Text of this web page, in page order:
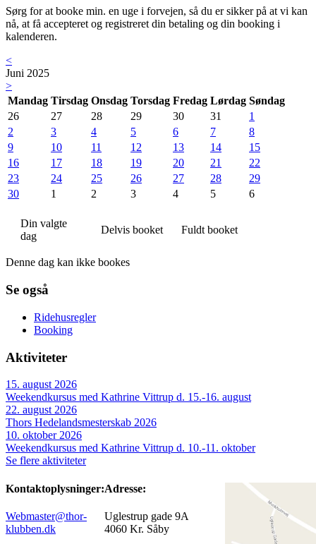
Sørg for at booke min. en uge i forvejen, så du er sikker på at vi kan
nå, at få accepteret og registreret din betaling og din booking i
kalenderen.
<
Juni 2025
>
Mandag Tirsdag Onsdag Torsdag Fredag Lørdag Søndag
26
27 28 29 30 31
1
2
3 4 5 6 7
8
9
10 11 12 13 14
15
16
17 18 19 20 21
22
23
24 25 26 27 28
29
30
1 2 3 4 5 6
Din valgte
dag
Delvis booket Fuldt booket
Denne dag kan ikke bookes
Se også
Ridehusregler
Booking
Aktiviteter
15. august 2026
Weekendkursus med Kathrine Vittrup d. 15.-16. august
22. august 2026
Thors Hedelandsmesterskab 2026
10. oktober 2026
Weekendkursus med Kathrine Vittrup d. 10.-11. oktober
Se flere aktiviteter
Kontaktoplysninger:
Webmaster@thor-
klubben.dk
Adresse:
Uglestrup gade 9A
4060 Kr. Såby